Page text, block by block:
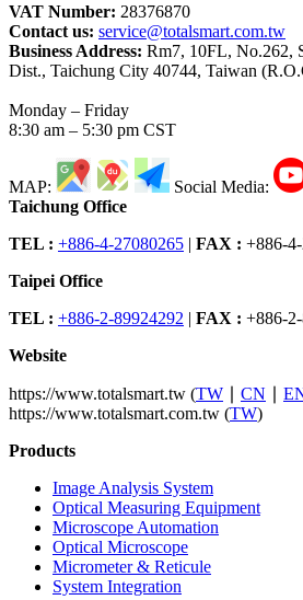
VAT Number: 28376870
Contact us: service@totalsmart.com.tw
Business Address: Rm7, 10FL, No.262,
Dist., Taichung City 40744, Taiwan
Monday – Friday
8:30 am – 5:30 pm CST
MAP:
Social Media:
Taichung Office
TEL : +886-4-27080265 | FAX : +886-
Taipei Office
TEL : +886-2-89924292 | FAX : +886-
Website
https://www.totalsmart.tw (TW CN
https://www.totalsmart.com.tw (TW)
Products
Image Analysis System
Optical Measuring Equipment
Microscope Automation
Optical Microscope
Micrometer & Reticule
System Integration